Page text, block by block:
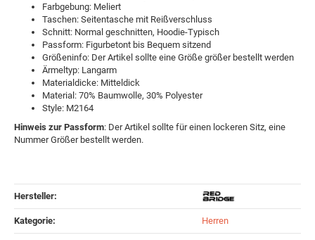
Farbgebung: Meliert
Taschen: Seitentasche mit Reißverschluss
Schnitt: Normal geschnitten, Hoodie-Typisch
Passform: Figurbetont bis Bequem sitzend
Größeninfo: Der Artikel sollte eine Größe größer bestellt werden
Ärmeltyp: Langarm
Materialdicke: Mitteldick
Material: 70% Baumwolle, 30% Polyester
Style: M2164
Hinweis zur Passform: Der Artikel sollte für einen lockeren Sitz, eine
Nummer Größer bestellt werden.
Hersteller:
Kategorie: Herren